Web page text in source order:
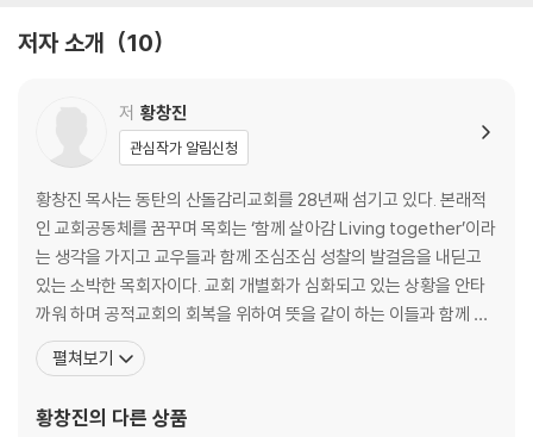
- 박요한
감리교 구원의 공공성 - 종교적 공론의 불/가능성에 관한 단상 -
웨슬리언 성령론 - 기독교대한감리회 교회와 장정의 성령론 -
- 양재훈
타자를 위한 기독론
- 이진경
기독교대한감리회의 성서관
저자 소개 10
저 황창진
관심작가 알림신청
황창진 목사는 동탄의 산돌감리교회를 28년째 섬기고 있다. 본래적
인 교회공동체를 꿈꾸며 목회는 ‘함께 살아감 Living together’이라
는 생각을 가지고 교우들과 함께 조심조심 성찰의 발걸음을 내딛고
있는 소박한 목회자이다. 교회 개별화가 심화되고 있는 상황을 안타
까워 하며 공적교회의 회복을 위하여 뜻을 같이 하는 이들과 함께 마
음을 모으고 있다. 더불어 교회 안에 지식이 있는 믿음이 자리하기를
바라며 교우들과 함께 성서 이해의 지평을 늘려나가는 일에 마음을
『옹이진 고통이 마디가 되어』와 예레미야서 묵상집인
펼쳐보기
황창진의 다른 상품